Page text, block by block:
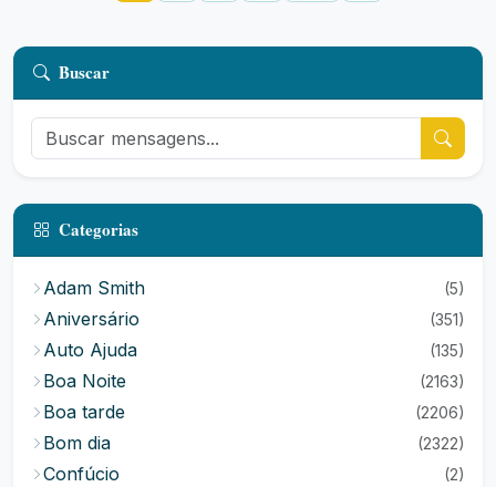
Buscar
Categorias
Adam Smith (5)
Aniversário (351)
Auto Ajuda (135)
Boa Noite (2163)
Boa tarde (2206)
Bom dia (2322)
Confúcio (2)